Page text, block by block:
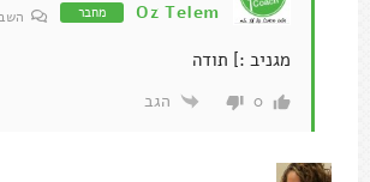
Oz Telem מחבר
מגניב :] תודה
0 הגב